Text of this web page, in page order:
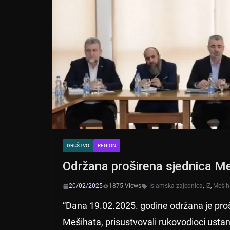
DRUŠTVO REGION
Održana proširena sjednica
20/02/2025 1875 Views Islamska zajednica, IZ,
“Dana 19.02.2025. godine održana je
Mešihata, prisustvovali rukovodioci